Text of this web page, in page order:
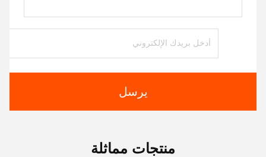
يرسل
منتجات مماثلة